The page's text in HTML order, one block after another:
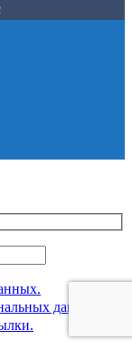
данных.